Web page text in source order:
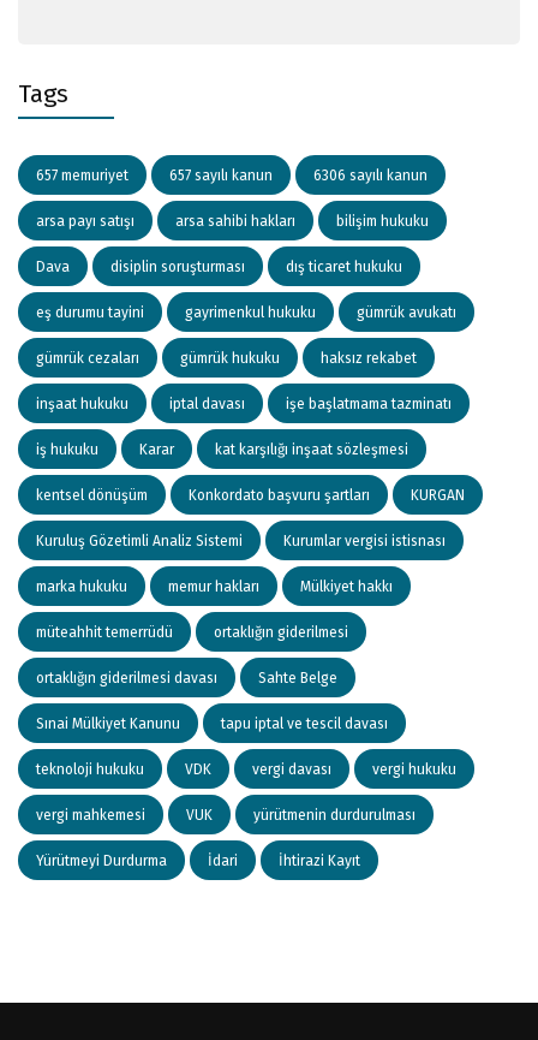
Tags
657 memuriyet 657 sayılı kanun 6306 sayılı kanun
arsa payı satışı arsa sahibi hakları bilişim hukuku
Dava disiplin soruşturması dış ticaret hukuku
eş durumu tayini gayrimenkul hukuku gümrük avukatı
gümrük cezaları gümrük hukuku haksız rekabet
inşaat hukuku iptal davası işe başlatmama tazminatı
iş hukuku Karar kat karşılığı inşaat sözleşmesi
kentsel dönüşüm Konkordato başvuru şartları KURGAN
Kuruluş Gözetimli Analiz Sistemi Kurumlar vergisi istisnası
marka hukuku memur hakları Mülkiyet hakkı
müteahhit temerrüdü ortaklığın giderilmesi
ortaklığın giderilmesi davası Sahte Belge
Sınai Mülkiyet Kanunu tapu iptal ve tescil davası
teknoloji hukuku VDK vergi davası vergi hukuku
vergi mahkemesi VUK yürütmenin durdurulması
Yürütmeyi Durdurma İdari İhtirazi Kayıt